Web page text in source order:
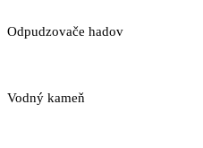
Odpudzovače hadov
Vodný kameň